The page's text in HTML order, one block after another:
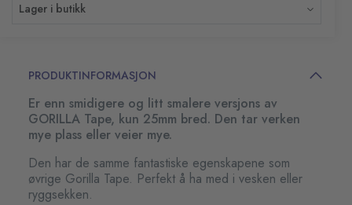
Lager i butikk
PRODUKTINFORMASJON
Er enn smidigere og litt smalere versjons av
GORILLA Tape, kun 25mm bred. Den tar verken
mye plass eller veier mye.
Den har de samme fantastiske egenskapene som
øvrige Gorilla Tape. Perfekt å ha med i vesken eller
ryggsekken.